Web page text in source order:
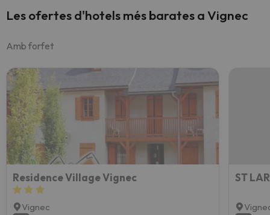
Les ofertes d'hotels més barates a Vignec
Amb forfet
Residence Village Vignec
Vignec